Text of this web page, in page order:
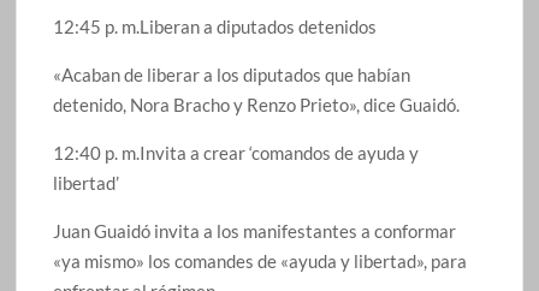
12:45 p. m.Liberan a diputados detenidos
«Acaban de liberar a los diputados que habían
detenido, Nora Bracho y Renzo Prieto», dice Guaidó.
12:40 p. m.Invita a crear ‘comandos de ayuda y
libertad’
Juan Guaidó invita a los manifestantes a conformar
«ya mismo» los comandes de «ayuda y libertad», para